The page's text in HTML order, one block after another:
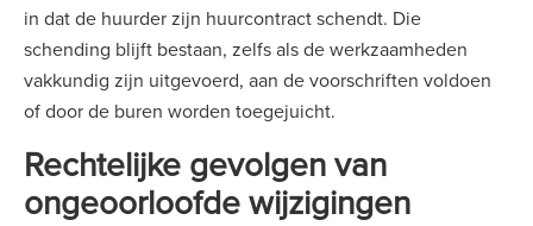
in dat de huurder zijn huurcontract schendt. Die
schending blijft bestaan, zelfs als de werkzaamheden
vakkundig zijn uitgevoerd, aan de voorschriften voldoen
of door de buren worden toegejuicht.
Rechtelijke gevolgen van
ongeoorloofde wijzigingen